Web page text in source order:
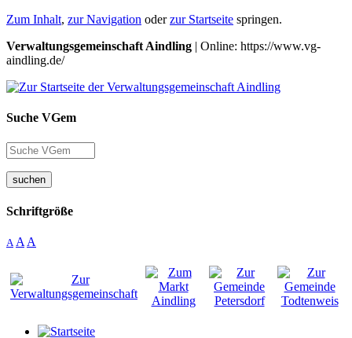
Zum Inhalt, zur Navigation oderzur Startseite springen.
Verwaltungsgemeinschaft Aindling | Online: https://www.vg-
aindling.de/
Suche VGem
suchen
Schriftgröße
A A A